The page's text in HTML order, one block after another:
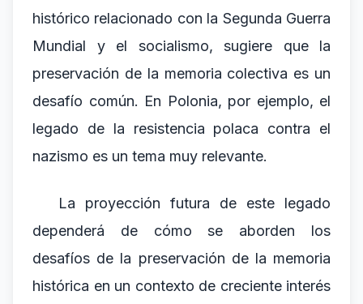
histórico relacionado con la Segunda Guerra
Mundial y el socialismo, sugiere que la
preservación de la memoria colectiva es un
desafío común. En Polonia, por ejemplo, el
legado de la resistencia polaca contra el
nazismo es un tema muy relevante.
La proyección futura de este legado
dependerá de cómo se aborden los
desafíos de la preservación de la memoria
histórica en un contexto de creciente interés